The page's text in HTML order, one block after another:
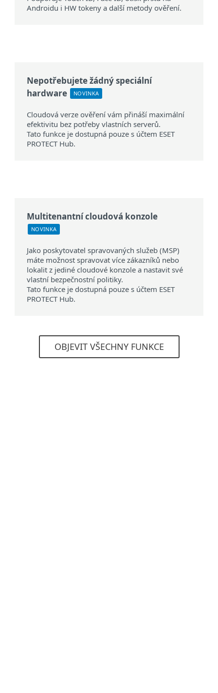
Androidu i HW tokeny a další metody ověření.
Nepotřebujete žádný speciální
hardware
NOVINKA
Cloudová verze ověření vám přináší maximální
efektivitu bez potřeby vlastních serverů.
Tato funkce je dostupná pouze s účtem ESET
PROTECT Hub.
Multitenantní cloudová konzole
NOVINKA
Jako poskytovatel spravovaných služeb (MSP)
máte možnost spravovat více zákazníků nebo
lokalit z jediné cloudové konzole a nastavit své
vlastní bezpečnostní politiky.
Tato funkce je dostupná pouze s účtem ESET
PROTECT Hub.
OBJEVIT VŠECHNY FUNKCE